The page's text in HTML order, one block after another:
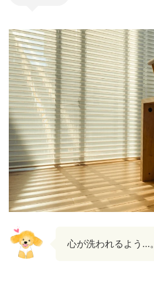
心が洗われるよう…。